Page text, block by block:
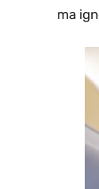
ma